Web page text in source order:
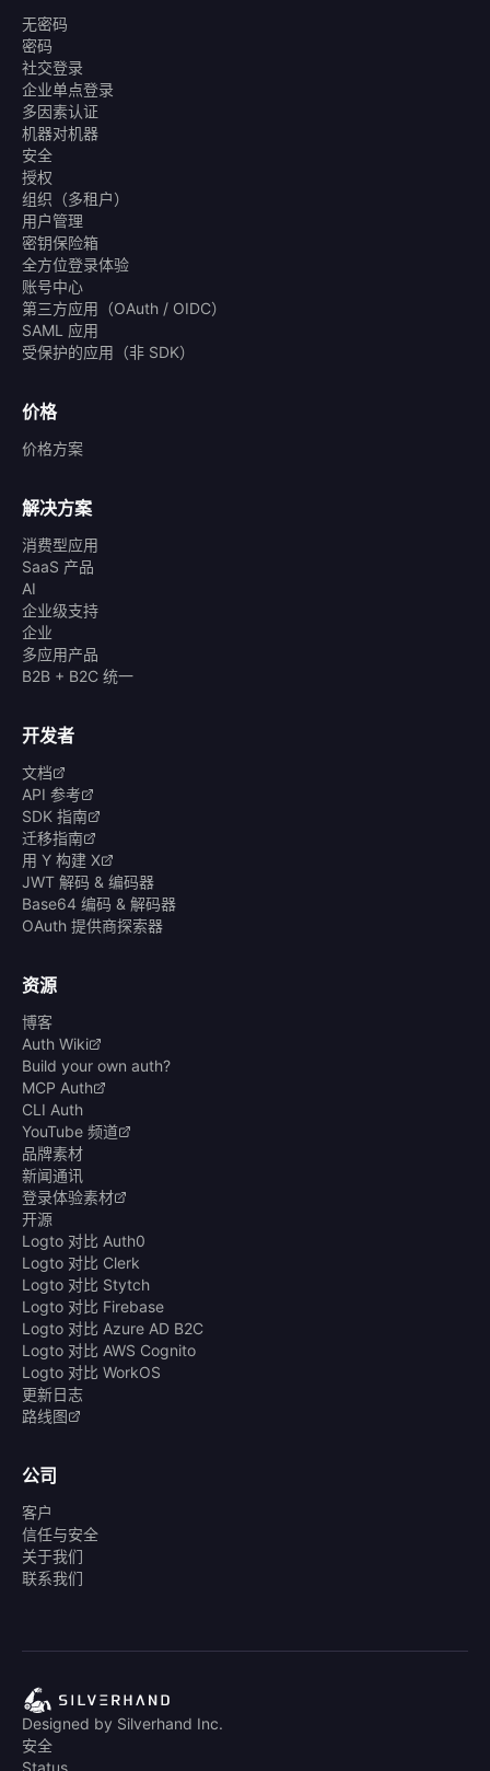
无密码
密码
社交登录
企业单点登录
多因素认证
机器对机器
安全
授权
组织（多租户）
用户管理
密钥保险箱
全方位登录体验
账号中心
第三方应用（OAuth / OIDC）
SAML 应用
受保护的应用（非 SDK）
价格
价格方案
解决方案
消费型应用
SaaS 产品
AI
企业级支持
企业
多应用产品
B2B + B2C 统一
开发者
文档
API 参考
SDK 指南
迁移指南
用 Y 构建 X
JWT 解码 & 编码器
Base64 编码 & 解码器
OAuth 提供商探索器
资源
博客
Auth Wiki
Build your own auth?
MCP Auth
CLI Auth
YouTube 频道
品牌素材
新闻通讯
登录体验素材
开源
Logto 对比 Auth0
Logto 对比 Clerk
Logto 对比 Stytch
Logto 对比 Firebase
Logto 对比 Azure AD B2C
Logto 对比 AWS Cognito
Logto 对比 WorkOS
更新日志
路线图
公司
客户
信任与安全
关于我们
联系我们
Designed by Silverhand Inc.
安全
Status